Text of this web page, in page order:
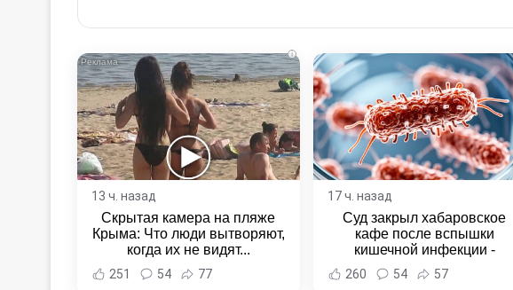
Email
i
13 ч. назад
Скрытая камера на пляже
Крыма: Что люди вытворяют,
когда их не видят...
251 54 77
17 ч. назад
Суд закрыл хабаровское
кафе после вспышки
кишечной инфекции -
Новости Хабаровска и
Хабаровского края
260 54 57